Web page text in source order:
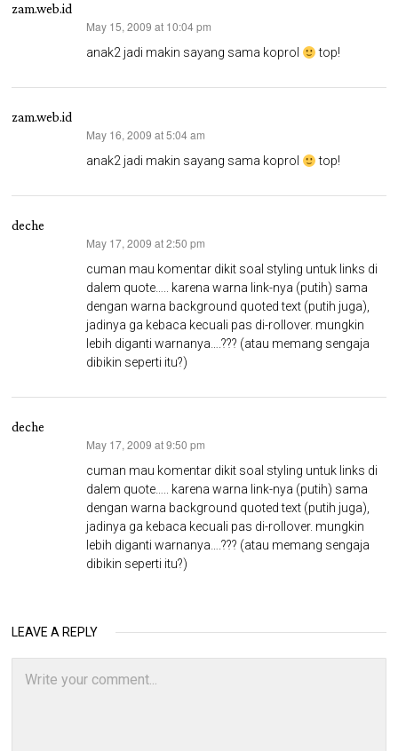
zam.web.id
May 15, 2009 at 10:04 pm
anak2 jadi makin sayang sama koprol top!
zam.web.id
May 16, 2009 at 5:04 am
anak2 jadi makin sayang sama koprol top!
deche
May 17, 2009 at 2:50 pm
cuman mau komentar dikit soal styling untuk links di
dalem quote….. karena warna link-nya (putih) sama
dengan warna background quoted text (putih juga),
jadinya ga kebaca kecuali pas di-rollover. mungkin
lebih diganti warnanya….??? (atau memang sengaja
dibikin seperti itu?)
deche
May 17, 2009 at 9:50 pm
cuman mau komentar dikit soal styling untuk links di
dalem quote….. karena warna link-nya (putih) sama
dengan warna background quoted text (putih juga),
jadinya ga kebaca kecuali pas di-rollover. mungkin
lebih diganti warnanya….??? (atau memang sengaja
dibikin seperti itu?)
LEAVE A REPLY